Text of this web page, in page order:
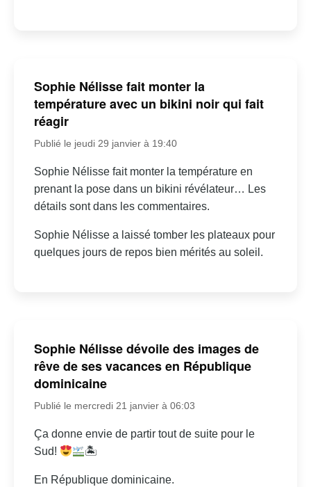
Sophie Nélisse fait monter la
température avec un bikini noir qui fait
réagir
Publié le jeudi 29 janvier à 19:40
Sophie Nélisse fait monter la température en
prenant la pose dans un bikini révélateur… Les
détails sont dans les commentaires.
Sophie Nélisse a laissé tomber les plateaux pour
quelques jours de repos bien mérités au soleil.
Sophie Nélisse dévoile des images de
rêve de ses vacances en République
dominicaine
Publié le mercredi 21 janvier à 06:03
Ça donne envie de partir tout de suite pour le
Sud!
🏝
En République dominicaine.